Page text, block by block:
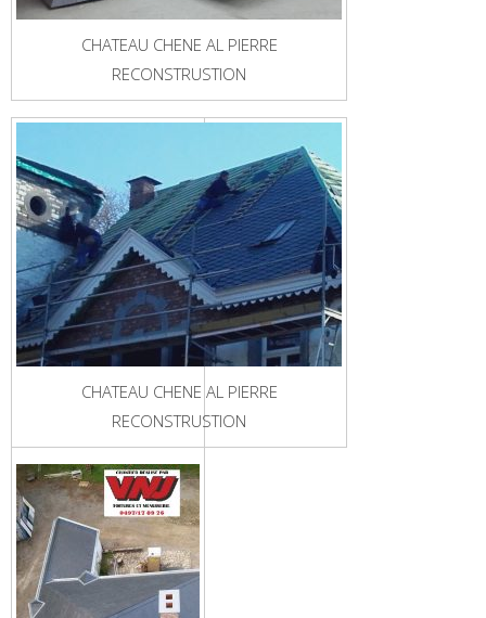
CHATEAU CHENE AL PIERRE
RECONSTRUSTION
CHATEAU CHENE AL PIERRE
RECONSTRUSTION